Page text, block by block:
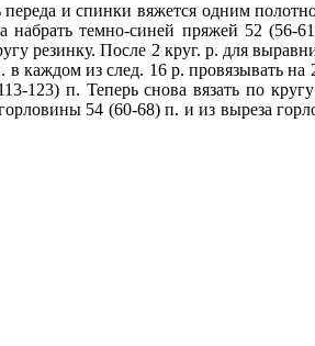
и спинки вяжется одним
темно-синей пряжей 52
резинку. После 2 круг. р. для
каждом из след. 16 р. провязывать
123) п. Теперь снова вязать по
54 (60-68) п. и из выреза